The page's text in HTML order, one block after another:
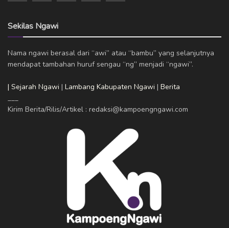
Sekilas Ngawi
Nama ngawi berasal dari “awi” atau “bambu” yang selanjutnya
mendapat tambahan huruf sengau “ng” menjadi “ngawi”.
| Sejarah Ngawi | Lambang Kabupaten Ngawi | Berita
___
Kirim Berita/Rilis/Artikel : redaksi@kampoengngawi.com